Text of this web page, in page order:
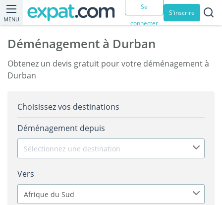
MENU
Se
connecter
S'inscrire
Déménagement à Durban
Obtenez un devis gratuit pour votre déménagement à
Durban
Choisissez vos destinations
Déménagement depuis
Sélectionnez une destination
Vers
Afrique du Sud